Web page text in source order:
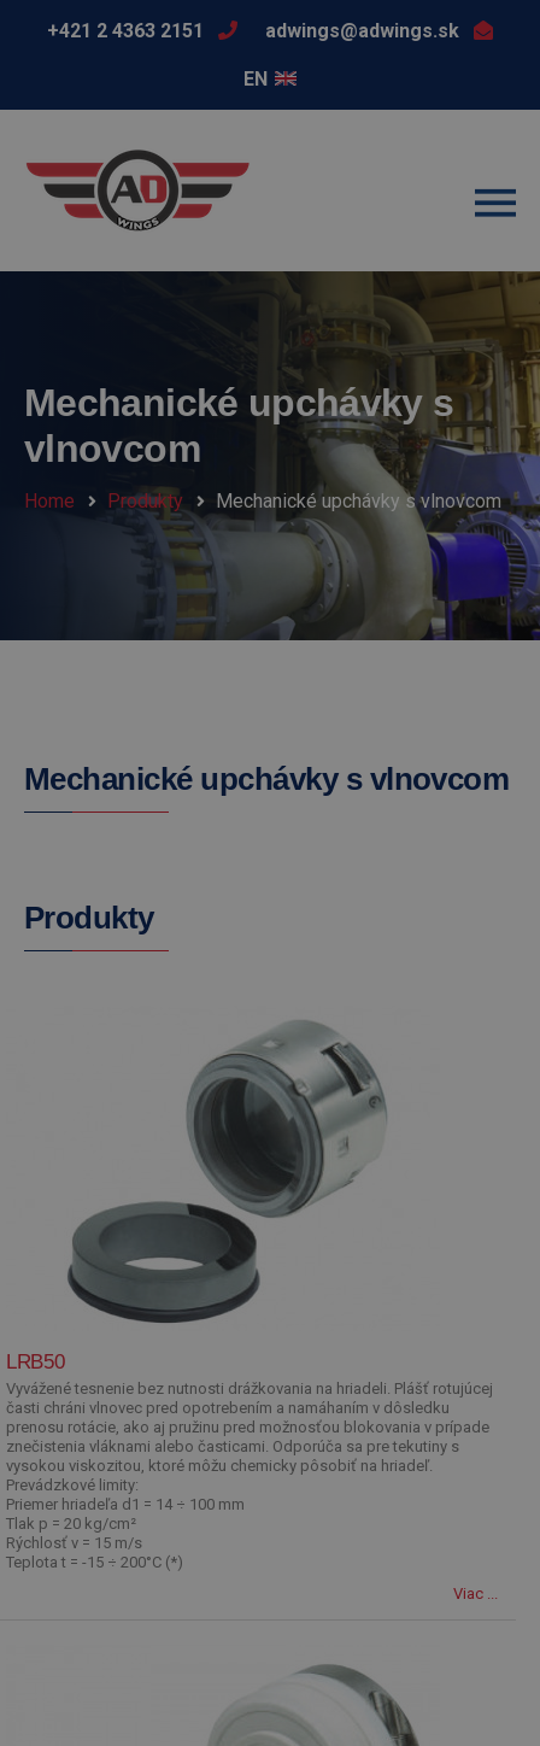
+421 2 4363 2151 adwings@adwings.sk
EN
Mechanické upchávky s
vlnovcom
Home Produkty Mechanické upchávky s vlnovcom
Mechanické upchávky s vlnovcom
Produkty
LRB50
Vyvážené tesnenie bez nutnosti drážkovania na hriadeli. Plášť rotujúcej
časti chráni vlnovec pred opotrebením a namáhaním v dôsledku
prenosu rotácie, ako aj pružinu pred možnosťou blokovania v prípade
znečistenia vláknami alebo časticami. Odporúča sa pre tekutiny s
vysokou viskozitou, ktoré môžu chemicky pôsobiť na hriadeľ.
Prevádzkové limity:
Priemer hriadeľa d1 = 14 ÷ 100 mm
Tlak p = 20 kg/cm²
Rýchlosť v = 15 m/s
Teplota t = -15 ÷ 200°C (*)
Viac ...